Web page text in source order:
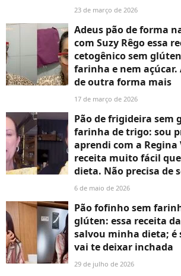
23 de março de 2026
Adeus pão de forma
com Suzy Rêgo essa
cetogênico sem
farinha e nem açúcar.
de outra forma mais
17 de março de 2026
Pão de frigideira sem
farinha de trigo: sou
aprendi com a Regina
receita muito fácil
dieta. Não precisa de
6 de maio de 2026
Pão fofinho sem
glúten: essa receita
salvou minha dieta; é
vai te deixar inchada
29 de julho de 2026